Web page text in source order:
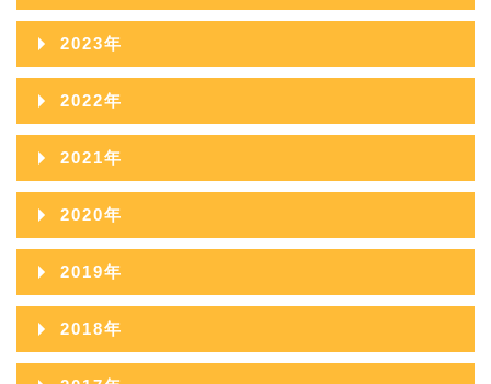
2026年06月
2026年05月
2026年04月
2026年03月
2026年02月
2026年01月
2025年11月
2025年10月
2025年09月
2025年08月
2025年07月
2025年06月
2025年05月
2024年12月
2024年11月
2024年10月
2024年09月
2024年08月
2024年07月
2024年06月
2024年05月
2023年
2023年12月
2023年11月
2023年10月
2023年09月
2023年08月
2023年07月
2023年06月
2022年
2022年12月
2022年11月
2022年10月
2022年09月
2022年08月
2022年07月
2021年
2021年12月
2021年11月
2021年10月
2021年09月
2020年
2020年12月
2020年11月
2020年10月
2019年
2019年12月
2019年11月
2018年
2018年12月